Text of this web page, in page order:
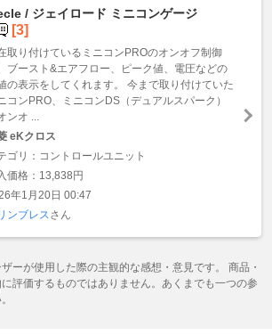
/ ジェイロード ミニコンゲージ
[3]
取り付けているミニコンPROのオンオフ制御
ブースト&エアフロー、ピーク値、電圧などの
の表示をしてくれます。 今まで取り付けていた
コンPRO、ミニコンDS（デュアルスパーク）
ンオ ...
eKクロス
ゴリ：コントロールユニット
価格：13,838円
年1月20日 00:47
ンブレス さん
ーが使用した際の主観的な感想・意見です。 商品・
評価するものではありません。あくまでも一つの参